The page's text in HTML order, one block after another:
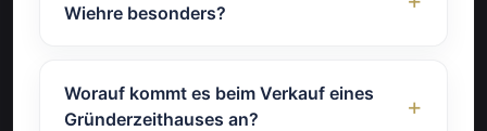
Wiehre besonders?
Worauf kommt es beim Verkauf eines
Gründerzeithauses an?